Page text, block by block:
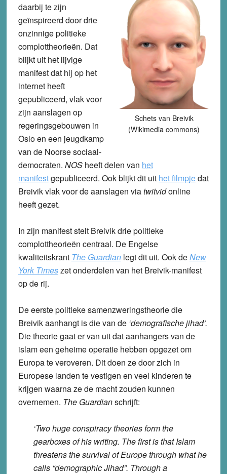
Schets van Breivik
(Wikimedia commons)
daarbij te zijn
geïnspireerd door drie
onzinnige politieke
complottheorieën. Dat
blijkt uit het lijvige
manifest dat hij op het
internet heeft
gepubliceerd, vlak voor
zijn aanslagen op
regeringsgebouwen in
Oslo en een jeugdkamp
van de Noorse sociaal-
democraten. NOSheeft delen van het
manifestgepubliceerd. Ook blijkt dit uit het filmpjedat
Breivik vlak voor de aanslagen viatwitvidonline
heeft gezet.
In zijn manifest stelt Breivik drie politieke
complottheorieën centraal. De Engelse
kwaliteitskrant The Guardianlegt dit uit. Ook deNew
York Timeszet onderdelen van het Breivik-manifest
op de rij.
De eerste politieke samenzweringstheorie die
Breivik aanhangt is die van de ‘demografische jihad’.
Die theorie gaat er van uit dat aanhangers van de
islam een geheime operatie hebben opgezet om
Europa te veroveren. Dit doen ze door zich in
Europese landen te vestigen en veel kinderen te
krijgen waarna ze de macht zouden kunnen
overnemen. The Guardianschrijft:
‘Two huge conspiracy theories form the
gearboxes of his writing. The first is that Islam
threatens the survival of Europe through what he
calls “demographic Jihad”. Through a